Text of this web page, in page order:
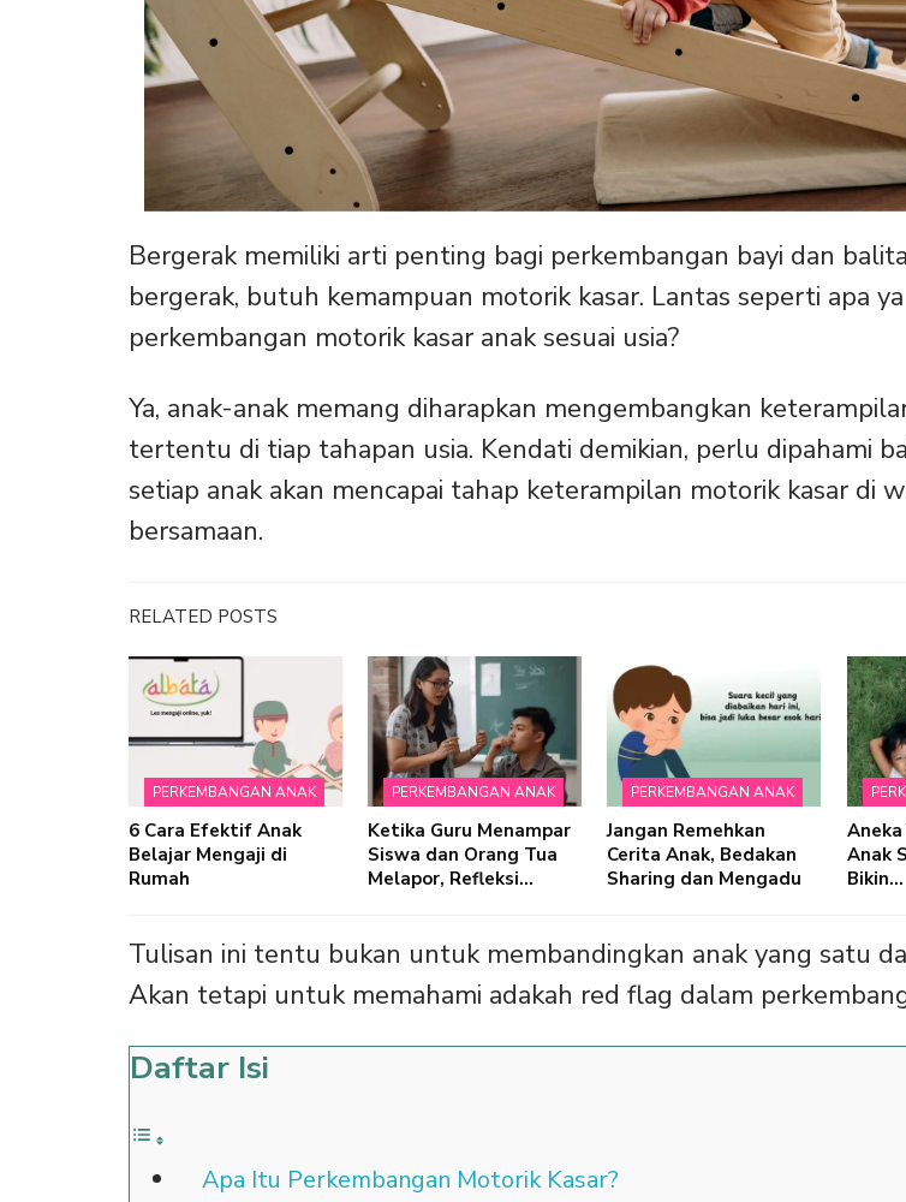
Bergerak memiliki arti penting bagi perkembangan bayi dan
bergerak, butuh kemampuan motorik kasar. Lantas seperti apa ya
perkembangan motorik kasar anak sesuai usia?
Ya, anak-anak memang diharapkan mengembangkan
tertentu di tiap tahapan usia. Kendati demikian, perlu dipahami
setiap anak akan mencapai tahap keterampilan motorik kasar di
bersamaan.
RELATED POSTS
PERKEMBANGAN ANAK
6 Cara Efektif Anak
Belajar Mengaji di
Rumah
PERKEMBANGAN ANAK
Ketika Guru Menampar
Siswa dan Orang Tua
Melapor, Refleksi…
PERKEMBANGAN ANAK
Jangan Remehkan
Cerita Anak, Bedakan
Sharing dan Mengadu
Anak
Bikin…
Tulisan ini tentu bukan untuk membandingkan anak yang satu
Akan tetapi untuk memahami adakah red flag dalam
Daftar Isi
Apa Itu Perkembangan Motorik Kasar?